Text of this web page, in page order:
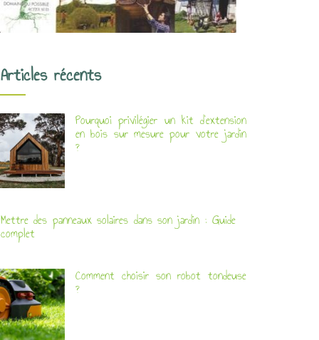
Articles récents
Pourquoi privilégier un kit d’extension
en bois sur mesure pour votre jardin
?
Mettre des panneaux solaires dans son jardin : Guide
complet
Comment choisir son robot tondeuse
?